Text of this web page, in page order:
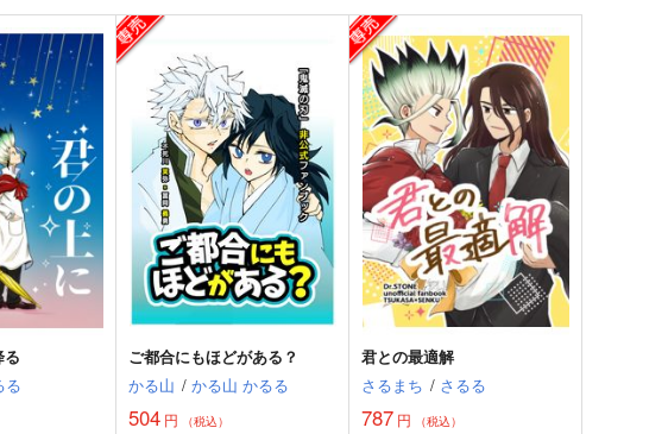
る
る
ご都合にもほどがある？
かる山 / かる山 かるる
504 円 （税込）
君との最適解
さるまち / さるる
787 円 （税込）